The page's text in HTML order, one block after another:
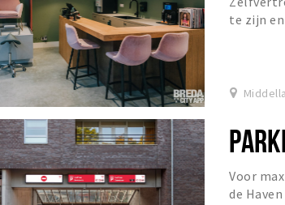
te zijn
Voor
de